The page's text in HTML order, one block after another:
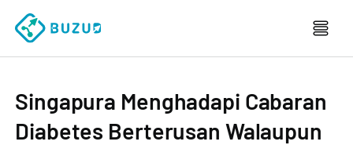
Singapura Menghadapi Cabaran
Diabetes Berterusan Walaupun